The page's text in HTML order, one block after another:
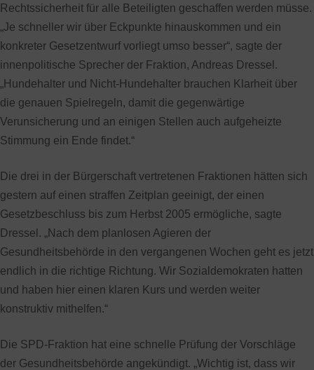
Rechtssicherheit für alle Beteiligten geschaffen werden müsse.
„Je schneller wir über Eckpunkte hinauskommen und ein
konkreter Gesetzentwurf vorliegt umso besser“, sagte der
innenpolitische Sprecher der Fraktion, Andreas Dressel.
„Hundehalter und Nicht-Hundehalter brauchen Klarheit über
die genauen Spielregeln, damit die gegenwärtige
Verunsicherung und an einigen Stellen auch aufgeheizte
Stimmung ein Ende findet.“
Die drei in der Bürgerschaft vertretenen Fraktionen hätten sich
gestern auf einen straffen Zeitplan geeinigt, der einen
Gesetzbeschluss bis zum Herbst 2005 ermögliche, sagte
Dressel. „Nach dem planlosen Agieren der
Gesundheitsbehörde in den vergangenen Wochen geht es jetzt
endlich in die richtige Richtung. Wir Sozialdemokraten hatten
und haben hier einen klaren Kurs und werden weiter
konstruktiv mithelfen.“
Die SPD-Fraktion hat eine schnelle Prüfung der Vorschläge
der Gesundheitsbehörde angekündigt. „Wichtig ist, dass wir